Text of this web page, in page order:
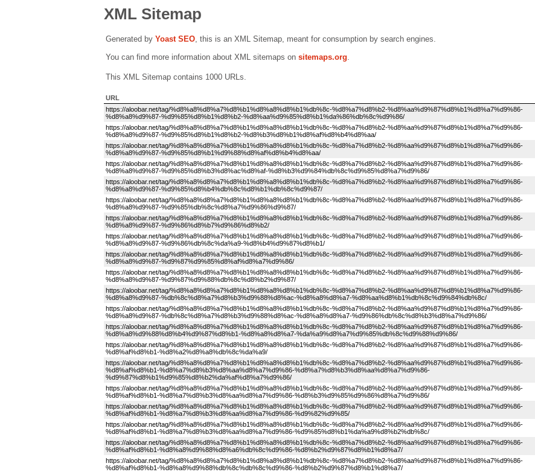
XML Sitemap
Generated by Yoast SEO, this is an XML Sitemap, meant for consumption by search engines.
You can find more information about XML sitemaps on sitemaps.org.
This XML Sitemap contains 1000 URLs.
URL
https://aloobar.net/tag/%d8%a8%d8%a7%d8%b1%d8%a8%d8%b1%db%8c-%d8%a7%d8%b2-%d8%aa%d9%87%d8%b1%d8%a7%d9%86-
%d8%a8%d9%87-%d9%85%d8%b1%d8%b2-%d8%aa%d9%85%d8%b1%da%86%db%8c%d9%86/
https://aloobar.net/tag/%d8%a8%d8%a7%d8%b1%d8%a8%d8%b1%db%8c-%d8%a7%d8%b2-%d8%aa%d9%87%d8%b1%d8%a7%d9%86-
%d8%a8%d9%87-%d9%85%d8%b1%d8%b2-%d8%b3%d8%b1%d8%af%d8%b4%d8%aa/
https://aloobar.net/tag/%d8%a8%d8%a7%d8%b1%d8%a8%d8%b1%db%8c-%d8%a7%d8%b2-%d8%aa%d9%87%d8%b1%d8%a7%d9%86-
%d8%a8%d9%87-%d9%85%d8%b1%d9%88%d8%af%d8%b4%d8%aa/
https://aloobar.net/tag/%d8%a8%d8%a7%d8%b1%d8%a8%d8%b1%db%8c-%d8%a7%d8%b2-%d8%aa%d9%87%d8%b1%d8%a7%d9%86-
%d8%a8%d9%87-%d9%85%d8%b3%d8%ac%d8%af-%d8%b3%d9%84%db%8c%d9%85%d8%a7%d9%86/
https://aloobar.net/tag/%d8%a8%d8%a7%d8%b1%d8%a8%d8%b1%db%8c-%d8%a7%d8%b2-%d8%aa%d9%87%d8%b1%d8%a7%d9%86-
%d8%a8%d9%87-%d9%85%d8%b4%db%8c%d8%b1%db%8c%d9%87/
https://aloobar.net/tag/%d8%a8%d8%a7%d8%b1%d8%a8%d8%b1%db%8c-%d8%a7%d8%b2-%d8%aa%d9%87%d8%b1%d8%a7%d9%86-
%d8%a8%d9%87-%d9%85%db%8c%d8%a7%d9%86%d9%87/
https://aloobar.net/tag/%d8%a8%d8%a7%d8%b1%d8%a8%d8%b1%db%8c-%d8%a7%d8%b2-%d8%aa%d9%87%d8%b1%d8%a7%d9%86-
%d8%a8%d9%87-%d9%86%d8%b7%d9%86%d8%b2/
https://aloobar.net/tag/%d8%a8%d8%a7%d8%b1%d8%a8%d8%b1%db%8c-%d8%a7%d8%b2-%d8%aa%d9%87%d8%b1%d8%a7%d9%86-
%d8%a8%d9%87-%d9%86%db%8c%da%a9-%d8%b4%d9%87%d8%b1/
https://aloobar.net/tag/%d8%a8%d8%a7%d8%b1%d8%a8%d8%b1%db%8c-%d8%a7%d8%b2-%d8%aa%d9%87%d8%b1%d8%a7%d9%86-
%d8%a8%d9%87-%d9%87%d9%85%d8%af%d8%a7%d9%86/
https://aloobar.net/tag/%d8%a8%d8%a7%d8%b1%d8%a8%d8%b1%db%8c-%d8%a7%d8%b2-%d8%aa%d9%87%d8%b1%d8%a7%d9%86-
%d8%a8%d9%87-%d9%87%d9%88%db%8c%d8%b2%d9%87/
https://aloobar.net/tag/%d8%a8%d8%a7%d8%b1%d8%a8%d8%b1%db%8c-%d8%a7%d8%b2-%d8%aa%d9%87%d8%b1%d8%a7%d9%86-
%d8%a8%d9%87-%db%8c%d8%a7%d8%b3%d9%88%d8%ac-%d8%a8%d8%a7-%d8%aa%d8%b1%db%8c%d9%84%db%8c/
https://aloobar.net/tag/%d8%a8%d8%a7%d8%b1%d8%a8%d8%b1%db%8c-%d8%a7%d8%b2-%d8%aa%d9%87%d8%b1%d8%a7%d9%86-
%d8%a8%d9%87-%db%8c%d8%a7%d8%b3%d9%88%d8%ac-%d8%a8%d8%a7-%d9%86%db%8c%d8%b3%d8%a7%d9%86/
https://aloobar.net/tag/%d8%a8%d8%a7%d8%b1%d8%a8%d8%b1%db%8c-%d8%a7%d8%b2-%d8%aa%d9%87%d8%b1%d8%a7%d9%86-
%d8%a8%d9%88%d8%b4%d9%87%d8%b1-%d8%a8%d8%a7-%da%a9%d8%a7%d9%85%db%8c%d9%88%d9%86/
https://aloobar.net/tag/%d8%a8%d8%a7%d8%b1%d8%a8%d8%b1%db%8c-%d8%a7%d8%b2-%d8%aa%d9%87%d8%b1%d8%a7%d9%86-
%d8%af%d8%b1-%d8%a2%d8%a8%db%8c%da%a9/
https://aloobar.net/tag/%d8%a8%d8%a7%d8%b1%d8%a8%d8%b1%db%8c-%d8%a7%d8%b2-%d8%aa%d9%87%d8%b1%d8%a7%d9%86-
%d8%af%d8%b1-%d8%a7%d8%b3%d8%aa%d8%a7%d9%86-%d8%a7%d8%b3%d8%aa%d8%a7%d9%86-
%d9%87%d8%b1%d9%85%d8%b2%da%af%d8%a7%d9%86/
https://aloobar.net/tag/%d8%a8%d8%a7%d8%b1%d8%a8%d8%b1%db%8c-%d8%a7%d8%b2-%d8%aa%d9%87%d8%b1%d8%a7%d9%86-
%d8%af%d8%b1-%d8%a7%d8%b3%d8%aa%d8%a7%d9%86-%d8%b3%d9%85%d9%86%d8%a7%d9%86/
https://aloobar.net/tag/%d8%a8%d8%a7%d8%b1%d8%a8%d8%b1%db%8c-%d8%a7%d8%b2-%d8%aa%d9%87%d8%b1%d8%a7%d9%86-
%d8%af%d8%b1-%d8%a7%d8%b3%d8%aa%d8%a7%d9%86-%d9%82%d9%85/
https://aloobar.net/tag/%d8%a8%d8%a7%d8%b1%d8%a8%d8%b1%db%8c-%d8%a7%d8%b2-%d8%aa%d9%87%d8%b1%d8%a7%d9%86-
%d8%af%d8%b1-%d8%a7%d8%b3%d8%aa%d8%a7%d9%86-%d9%85%d8%b1%da%a9%d8%b2%db%8c/
https://aloobar.net/tag/%d8%a8%d8%a7%d8%b1%d8%a8%d8%b1%db%8c-%d8%a7%d8%b2-%d8%aa%d9%87%d8%b1%d8%a7%d9%86-
%d8%af%d8%b1-%d8%a8%d9%88%d8%a6%db%8c%d9%86-%d8%b2%d9%87%d8%b1%d8%a7/
https://aloobar.net/tag/%d8%a8%d8%a7%d8%b1%d8%a8%d8%b1%db%8c-%d8%a7%d8%b2-%d8%aa%d9%87%d8%b1%d8%a7%d9%86-
%d8%af%d8%b1-%d8%a8%d9%88%db%8c%db%8c%d9%86-%d8%b2%d9%87%d8%b1%d8%a7/